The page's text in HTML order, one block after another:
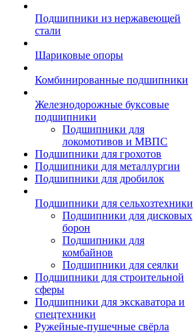
Подшипники из нержавеющей
стали
Шариковые опоры
Комбинированные подшипники
Железнодорожные буксовые
подшипники
Подшипники для
локомотивов и МВПС
Подшипники для грохотов
Подшипники для металлургии
Подшипники для дробилок
Подшипники для сельхозтехники
Подшипники для дисковых
борон
Подшипники для
комбайнов
Подшипники для сеялки
Подшипники для строительной
сферы
Подшипники для экскаватора и
спецтехники
Ружейные-пушечные свёрла